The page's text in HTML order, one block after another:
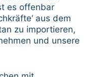
es offenbar
aus dem
zu importieren,
und unsere